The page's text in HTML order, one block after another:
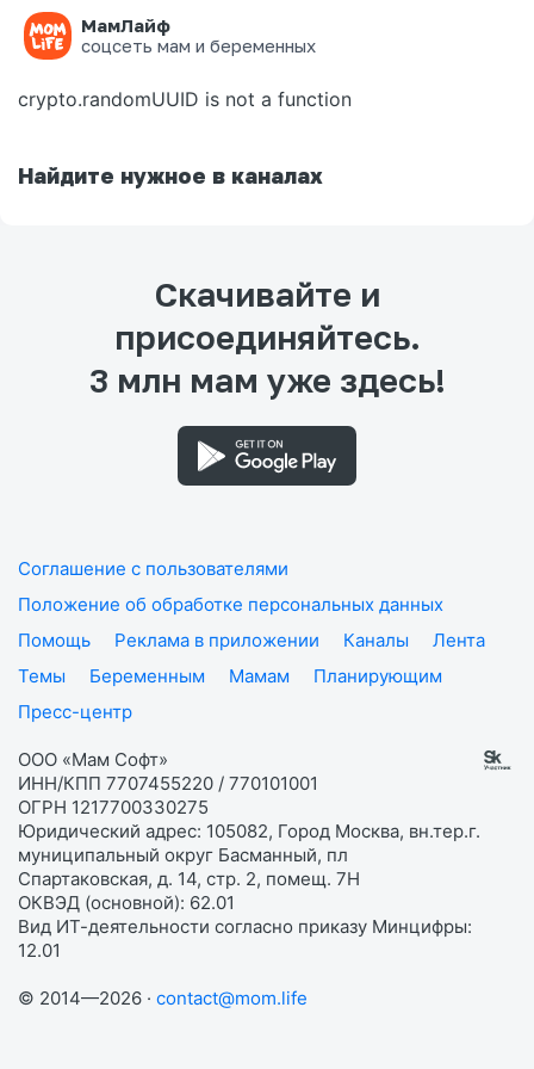
МамЛайф
соцсеть мам и беременных
Ошибка на странице
crypto.randomUUID is not a function
Найдите нужное в каналах
Скачивайте и
присоединяйтесь.
3 млн мам уже здесь!
Соглашение с пользователями
Положение об обработке персональных данных
Помощь
Реклама в приложении Каналы
Лента
Темы
Беременным Мамам
Планирующим
Пресс-центр
ООО «Мам Софт»
ИНН/КПП 7707455220 / 770101001
ОГРН 1217700330275
Юридический адрес: 105082, Город Москва, вн.тер.г.
муниципальный округ Басманный, пл
Спартаковская, д. 14, стр. 2, помещ. 7Н
ОКВЭД (основной): 62.01
Вид ИТ-деятельности согласно приказу Минцифры:
12.01
© 2014—2026 · contact@mom.life